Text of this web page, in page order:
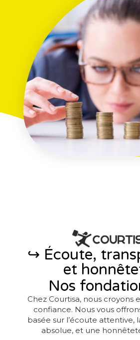
↪︎ Écoute,
et
Nos
Chez Courtisa, nous croyons
confiance. Nous vous
basée sur l’écoute attentive,
absolue, et une